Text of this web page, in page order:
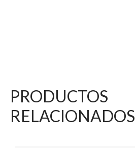
PRODUCTOS
RELACIONADOS